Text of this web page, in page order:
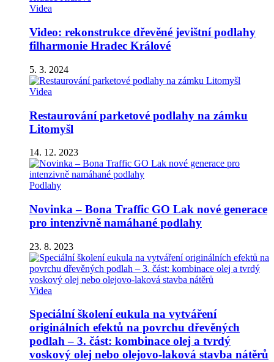
Videa
Video: rekonstrukce dřevěné jevištní podlahy
filharmonie Hradec Králové
5. 3. 2024
Videa
Restaurování parketové podlahy na zámku
Litomyšl
14. 12. 2023
Podlahy
Novinka – Bona Traffic GO Lak nové generace
pro intenzivně namáhané podlahy
23. 8. 2023
Videa
Speciální školení eukula na vytváření
originálních efektů na povrchu dřevěných
podlah – 3. část: kombinace olej a tvrdý
voskový olej nebo olejovo-laková stavba nátěrů